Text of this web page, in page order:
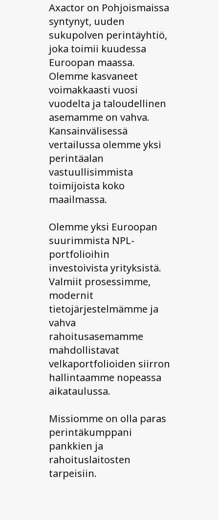
Axactor on Pohjoismaissa
syntynyt, uuden
sukupolven perintäyhtiö,
joka toimii kuudessa
Euroopan maassa.
Olemme kasvaneet
voimakkaasti vuosi
vuodelta ja taloudellinen
asemamme on vahva.
Kansainvälisessä
vertailussa olemme yksi
perintäalan
vastuullisimmista
toimijoista koko
maailmassa.
Olemme yksi Euroopan
suurimmista NPL-
portfolioihin
investoivista yrityksistä.
Valmiit prosessimme,
modernit
tietojärjestelmämme ja
vahva
rahoitusasemamme
mahdollistavat
velkaportfolioiden siirron
hallintaamme nopeassa
aikataulussa.
Missiomme on olla paras
perintäkumppani
pankkien ja
rahoituslaitosten
tarpeisiin.